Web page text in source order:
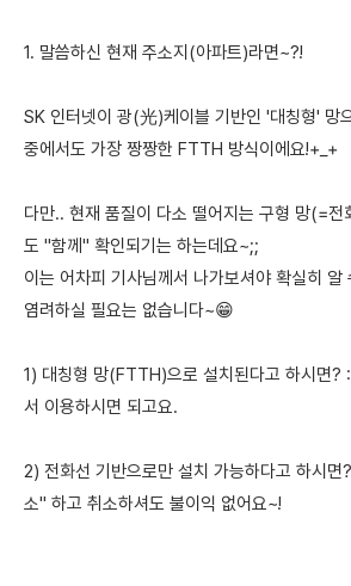
1. 말씀하신 현재 주소지(아파트)라면~?!
SK 인터넷이 광(光)케이블 기반인 '대칭형' 망
중에서도 가장 짱짱한 FTTH 방식이에요!+_+
다만.. 현재 품질이 다소 떨어지는 구형 망(=
도 "함께" 확인되기는 하는데요~;;
이는 어차피 기사님께서 나가보셔야 확실히 알
염려하실 필요는 없습니다~😁
1) 대칭형 망(FTTH)으로 설치된다고 하시면?
서 이용하시면 되고요.
2) 전화선 기반으로만 설치 가능하다고 하시
소" 하고 취소하셔도 불이익 없어요~!